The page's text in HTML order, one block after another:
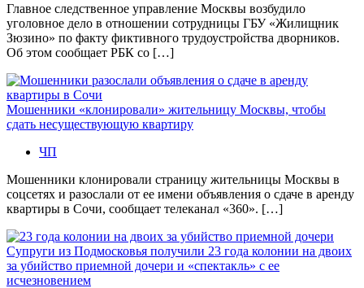
Главное следственное управление Москвы возбудило
уголовное дело в отношении сотрудницы ГБУ «Жилищник
Зюзино» по факту фиктивного трудоустройства дворников.
Об этом сообщает РБК со […]
Мошенники «клонировали» жительницу Москвы, чтобы
сдать несуществующую квартиру
ЧП
Мошенники клонировали страницу жительницы Москвы в
соцсетях и разослали от ее имени объявления о сдаче в аренду
квартиры в Сочи, сообщает телеканал «360». […]
Супруги из Подмосковья получили 23 года колонии на двоих
за убийство приемной дочери и «спектакль» с ее
исчезновением